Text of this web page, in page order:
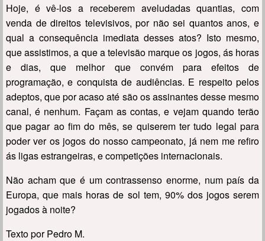
Hoje, é vê-los a receberem aveludadas quantias, com
venda de direitos televisivos, por não sei quantos anos, e
qual a consequência imediata desses atos? Isto mesmo,
que assistimos, a que a televisão marque os jogos, ás horas
e dias, que melhor que convém para efeitos de
programação, e conquista de audiências. E respeito pelos
adeptos, que por acaso até são os assinantes desse mesmo
canal, é nenhum. Façam as contas, e vejam quando terão
que pagar ao fim do mês, se quiserem ter tudo legal para
poder ver os jogos do nosso campeonato, já nem me refiro
ás ligas estrangeiras, e competições internacionais.
Não acham que é um contrassenso enorme, num país da
Europa, que mais horas de sol tem, 90% dos jogos serem
jogados à noite?
Texto por Pedro M.